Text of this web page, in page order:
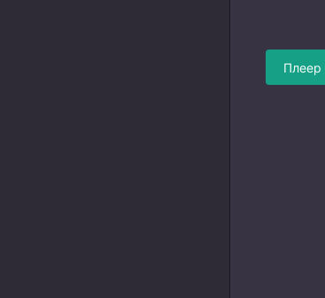
Плеер